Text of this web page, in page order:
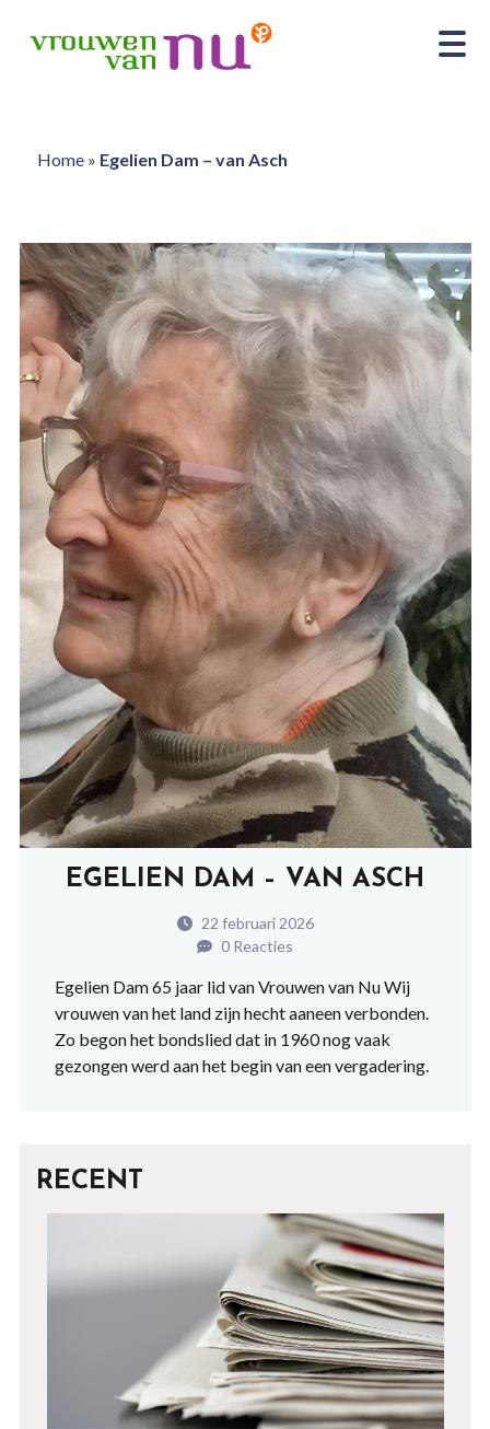
Home» Egelien Dam – van Asch
EGELIEN DAM – VAN ASCH
22 februari 2026
0 Reacties
Egelien Dam 65 jaar lid van Vrouwen van Nu Wij
vrouwen van het land zijn hecht aaneen verbonden.
Zo begon het bondslied dat in 1960 nog vaak
gezongen werd aan het begin van een vergadering.
RECENT